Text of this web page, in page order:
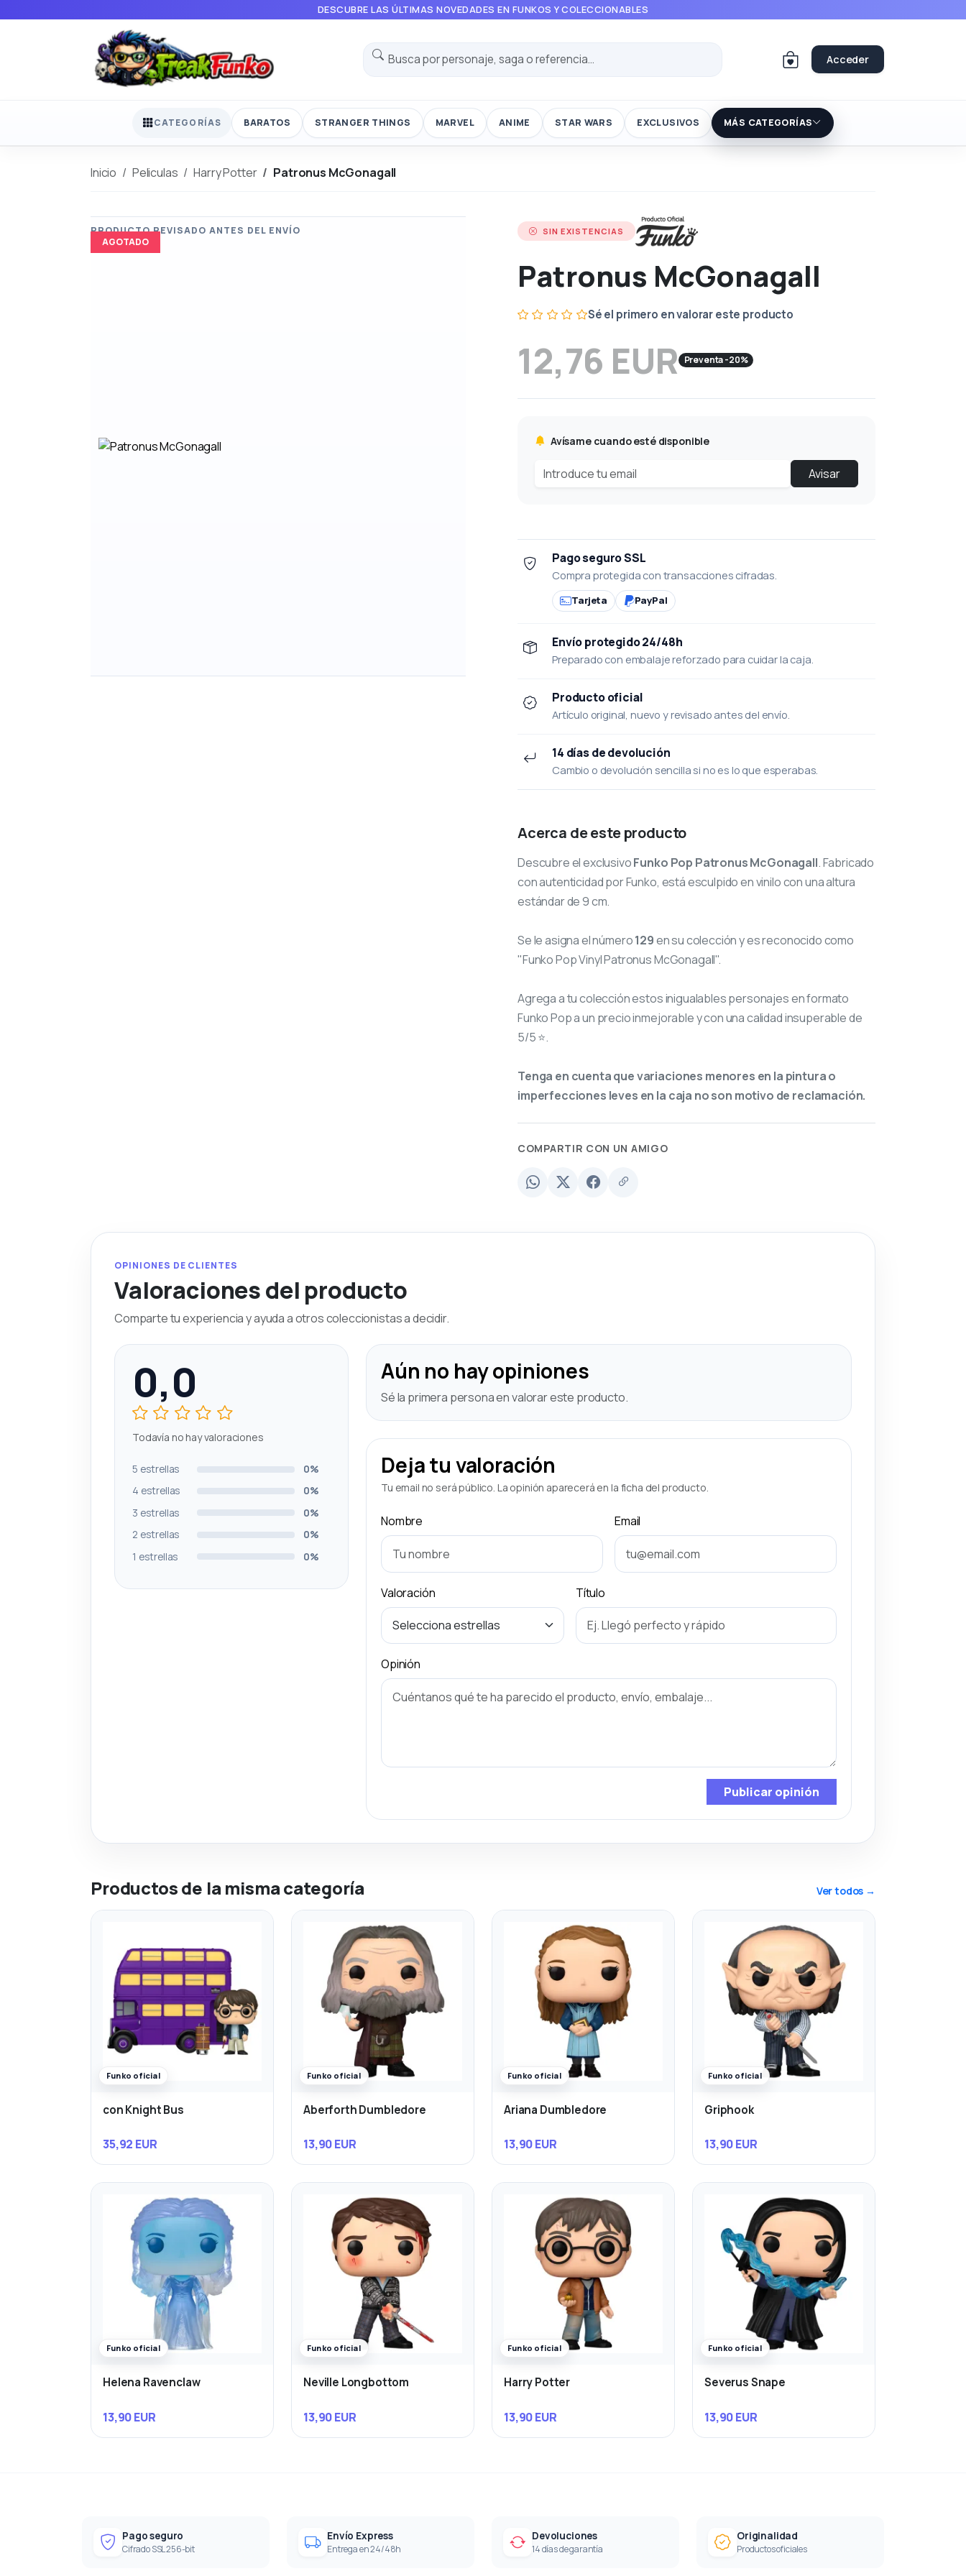
DESCUBRE LAS ÚLTIMAS NOVEDADES EN FUNKOS Y COLECCIONABLES
Acceder
CATEGORÍAS BARATOS STRANGER THINGS MARVEL ANIME STAR WARS EXCLUSIVOS MÁS CATEGORÍAS
Inicio Peliculas Harry Potter Patronus McGonagall
AGOTADO
SIN EXISTENCIAS
Patronus McGonagall
Sé el primero en valorar este producto
12,76 EUR Preventa -20%
Avísame cuando esté disponible
Avisar
Pago seguro SSL
Compra protegida con transacciones cifradas.
Tarjeta PayPal
Envío protegido 24/48h
Preparado con embalaje reforzado para cuidar la caja.
Producto oficial
Artículo original, nuevo y revisado antes del envío.
14 días de devolución
Cambio o devolución sencilla si no es lo que esperabas.
Acerca de este producto
Descubre el exclusivoFunko Pop Patronus McGonagall. Fabricado
con autenticidad por Funko, está esculpido en vinilo con una altura
estándar de 9 cm.
Se le asigna el número129en su colección y es reconocido como
"Funko Pop Vinyl Patronus McGonagall".
Agrega a tu colección estos inigualables personajes en formato
Funko Pop a un precio inmejorable y con una calidad insuperable de
5/5 ⭐.
Tenga en cuenta que variaciones menores en la pintura o
imperfecciones leves en la caja no son motivo de reclamación.
COMPARTIR CON UN AMIGO
OPINIONES DE CLIENTES
Valoraciones del producto
Comparte tu experiencia y ayuda a otros coleccionistas a decidir.
0,0
Todavía no hay valoraciones
5 estrellas
0%
4 estrellas
0%
3 estrellas
0%
2 estrellas
0%
1 estrellas
0%
Aún no hay opiniones
Sé la primera persona en valorar este producto.
Deja tu valoración
Tu email no será público. La opinión aparecerá en la ficha del producto.
Nombre Email
Valoración Título
Opinión
Publicar opinión
Productos de la misma categoría Ver todos →
Funko oficial
con Knight Bus
35,92 EUR
Funko oficial
Aberforth Dumbledore
13,90 EUR
Funko oficial
Ariana Dumbledore
13,90 EUR
Funko oficial
Griphook
13,90 EUR
Funko oficial
Helena Ravenclaw
13,90 EUR
Funko oficial
Neville Longbottom
13,90 EUR
Funko oficial
Harry Potter
13,90 EUR
Funko oficial
Severus Snape
13,90 EUR
Pago seguro
Cifrado SSL 256-bit
Envío Express
Entrega en 24/48h
Devoluciones
14 días de garantía
Originalidad
Productos oficiales